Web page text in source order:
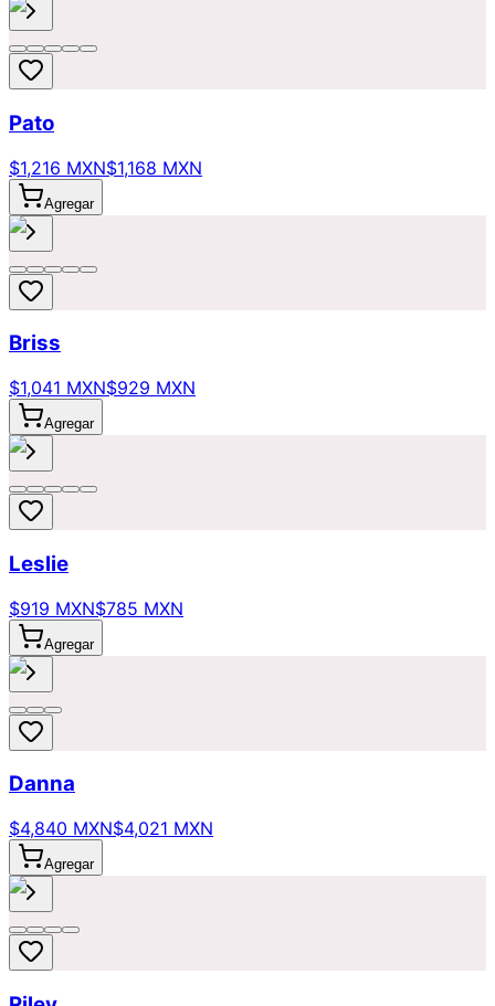
Pato
$1,216 MXN$1,168 MXN
Agregar
Briss
$1,041 MXN$929 MXN
Agregar
Leslie
$919 MXN$785 MXN
Agregar
Danna
$4,840 MXN$4,021 MXN
Agregar